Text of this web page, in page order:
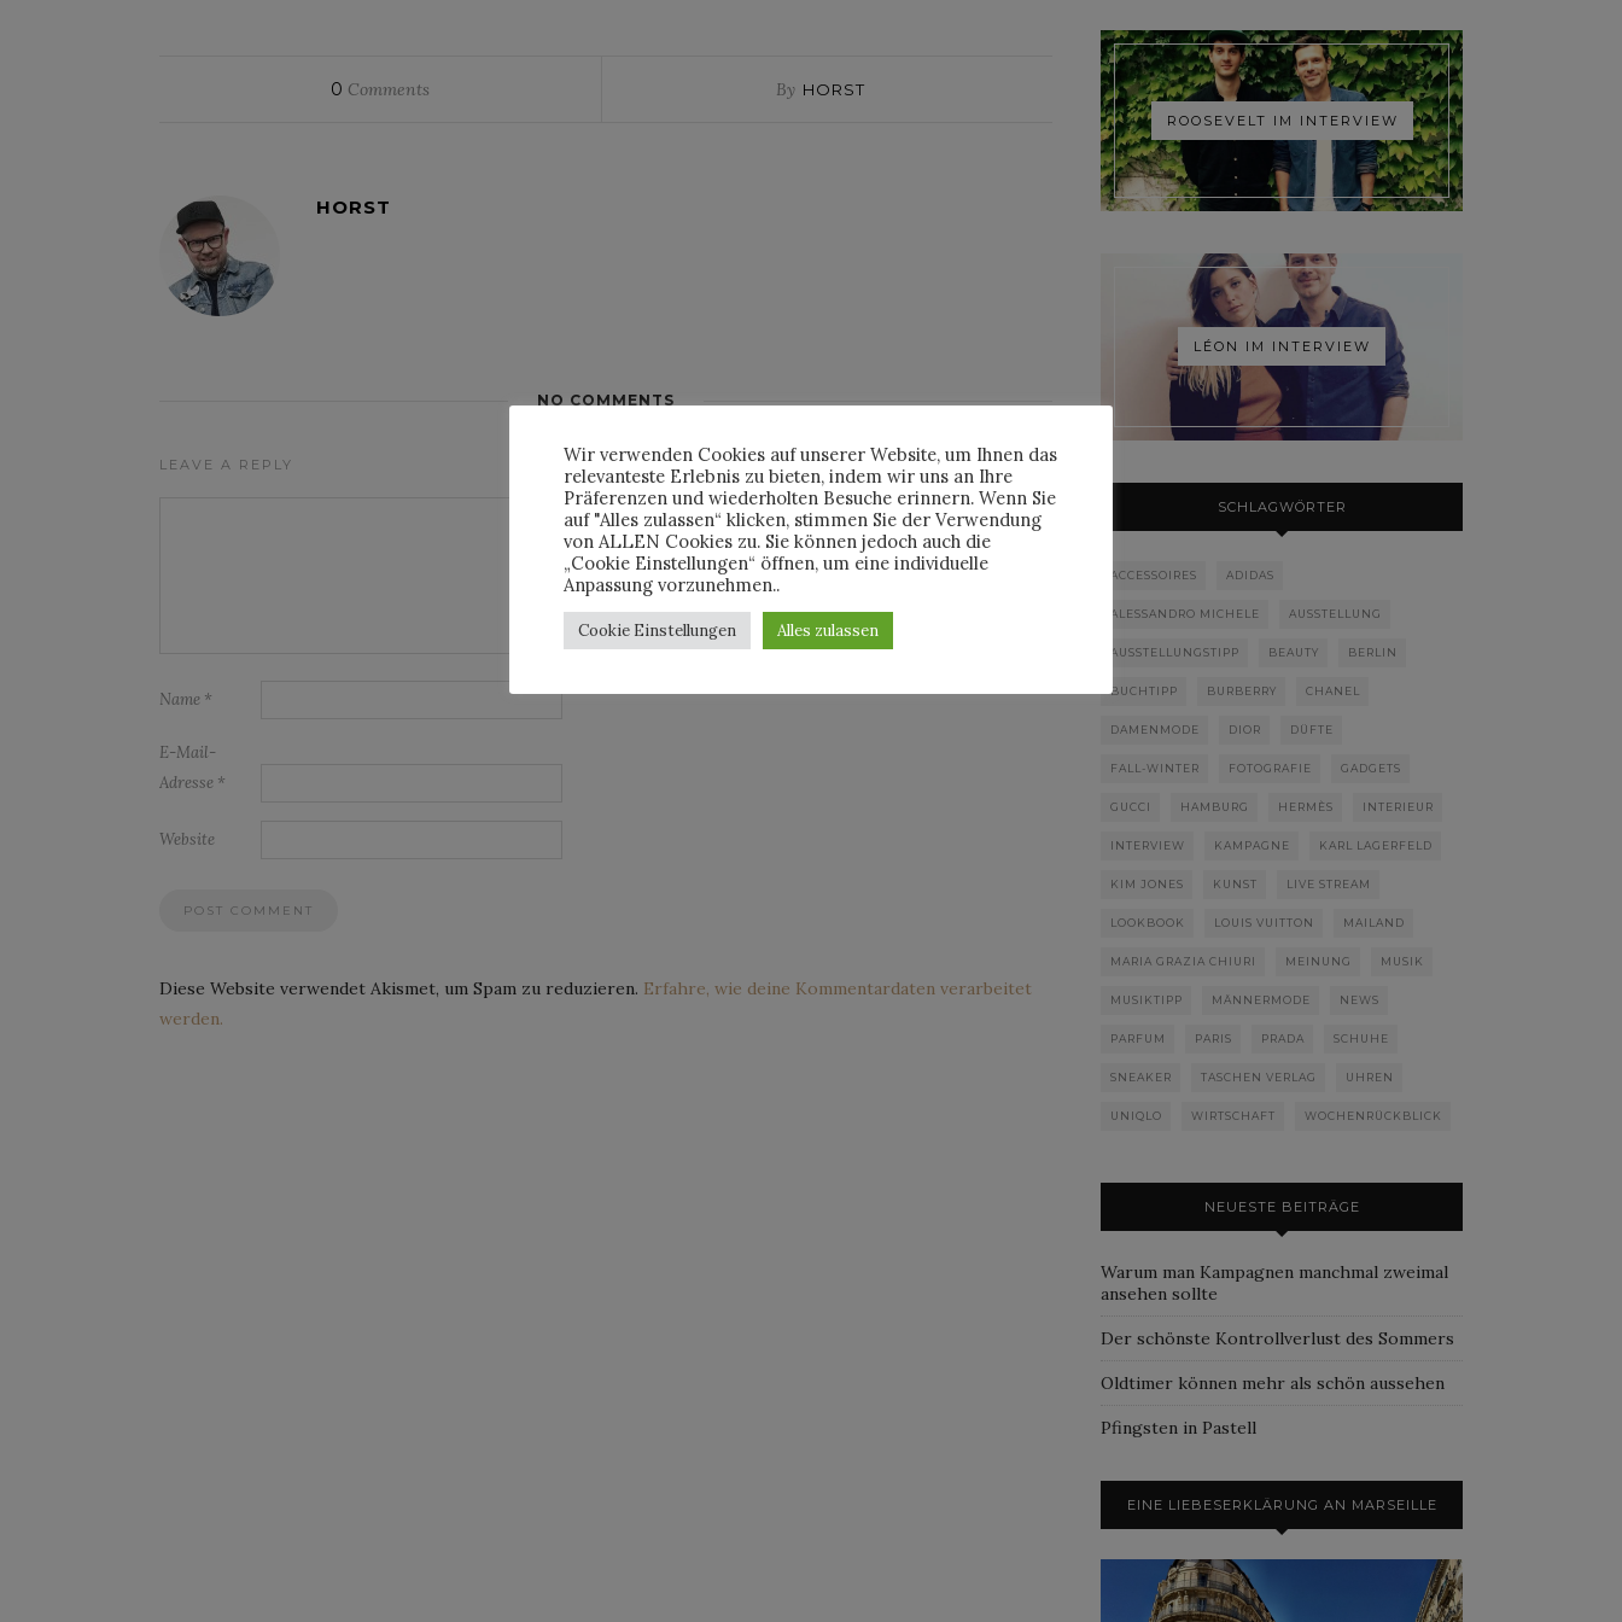
0 Comments By HORST
HORST
NO COMMENTS
LEAVE A REPLY
Name *
E-Mail-
Adresse *
Website
Diese Website verwendet Akismet, um Spam zu reduzieren. Erfahre, wie deine Kommentardaten verarbeitet
werden.
ROOSEVELT IM INTERVIEW
LÉON IM INTERVIEW
SCHLAGWÖRTER
ACCESSOIRES ADIDAS
ALESSANDRO MICHELE AUSSTELLUNG
AUSSTELLUNGSTIPP BEAUTY BERLIN
BUCHTIPP BURBERRY CHANEL
DAMENMODE DIOR DÜFTE
FALL-WINTER FOTOGRAFIE GADGETS
GUCCI HAMBURG HERMÈS INTERIEUR
INTERVIEW KAMPAGNE KARL LAGERFELD
KIM JONES KUNST LIVE STREAM
LOOKBOOK LOUIS VUITTON MAILAND
MARIA GRAZIA CHIURI MEINUNG MUSIK
MUSIKTIPP MÄNNERMODE NEWS
PARFUM PARIS PRADA SCHUHE
SNEAKER TASCHEN VERLAG UHREN
UNIQLO WIRTSCHAFT WOCHENRÜCKBLICK
NEUESTE BEITRÄGE
Warum man Kampagnen manchmal zweimal
ansehen sollte
Der schönste Kontrollverlust des Sommers
Oldtimer können mehr als schön aussehen
Pfingsten in Pastell
EINE LIEBESERKLÄRUNG AN MARSEILLE
Wir verwenden Cookies auf unserer Website, um Ihnen das
relevanteste Erlebnis zu bieten, indem wir uns an Ihre
Präferenzen und wiederholten Besuche erinnern. Wenn Sie
auf "Alles zulassen“ klicken, stimmen Sie der Verwendung
von ALLEN Cookies zu. Sie können jedoch auch die
„Cookie Einstellungen“ öffnen, um eine individuelle
Anpassung vorzunehmen..
Cookie Einstellungen Alles zulassen